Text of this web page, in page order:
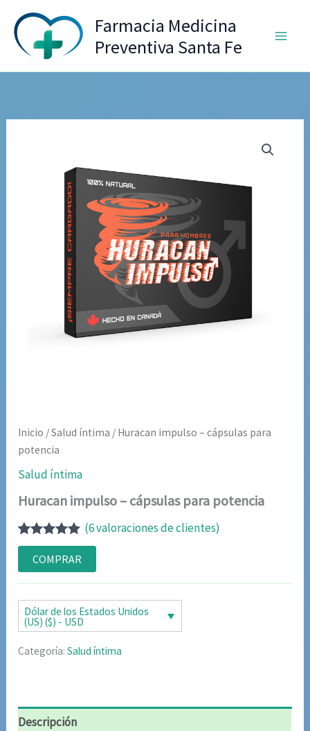
contenido
Farmacia Medicina
Preventiva Santa Fe
Inicio /Salud íntima / Huracan impulso – cápsulas para
potencia
Salud íntima
Huracan impulso – cápsulas para potencia
Valorado
con4.83de
5 en base
a
6
de clientes
(6valoraciones de clientes)
COMPRAR
Dólar de los Estados Unidos
(US) ($) - USD
Categoría:Salud íntima
Descripción